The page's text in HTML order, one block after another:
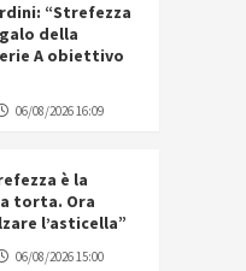
“Strefezza
della
A obiettivo
06/08/2026 16:09
è la
torta. Ora
l’asticella”
06/08/2026 15:00